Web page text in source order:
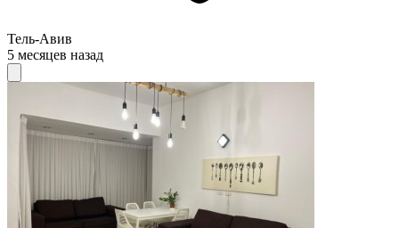
Тель-Авив
5 месяцев назад